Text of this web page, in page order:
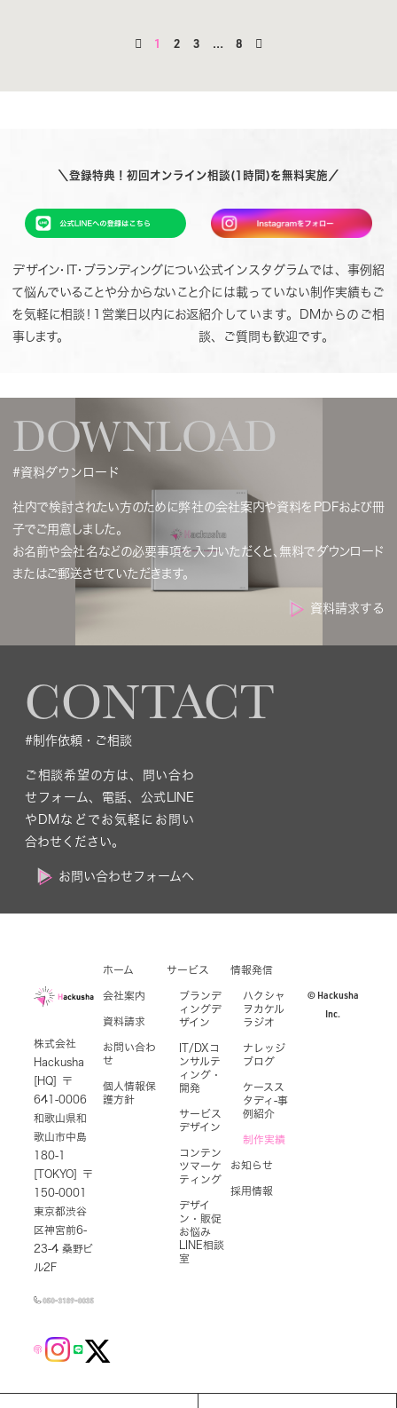
1 2 3 … 8
＼登録特典！初回オンライン相談(1時間)を無料実施／
デザイン・IT・ブランディングについ
て悩んでいることや分からないこと
を気軽に相談！1営業日以内にお返
事します。
公式インスタグラムでは、事例紹
介には載っていない制作実績もご
紹介しています。DMからのご相
談、ご質問も歓迎です。
DOWNLOAD
#資料ダウンロード
社内で検討されたい方のために弊社の会社案内や資料をPDFおよび冊
子でご用意しました。
お名前や会社名などの必要事項を入力いただくと、無料でダウンロード
またはご郵送させていただきます。
資料請求する
CONTACT
#制作依頼・ご相談
ご相談希望の方は、問い合わ
せフォーム、電話、公式LINE
やDMなどでお気軽にお問い
合わせください。
お問い合わせフォームへ
株式会社
Hackusha
[HQ] 〒
641-0006
和歌山県和
歌山市中島
180-1
[TOKYO] 〒
150-0001
東京都渋谷
区神宮前6-
23-4 桑野ビ
ル2F
ホーム
会社案内
資料請求
お問い合わ
せ
個人情報保
護方針
サービス
ブランデ
ィングデ
ザイン
IT/DXコ
ンサルテ
ィング・
開発
サービス
デザイン
コンテン
ツマーケ
ティング
デザイ
ン・販促
お悩み
LINE相談
室
情報発信
ハクシャ
ヲカケル
ラジオ
ナレッジ
ブログ
ケースス
タディ-事
例紹介
制作実績
お知らせ
採用情報
© Hackusha
Inc.